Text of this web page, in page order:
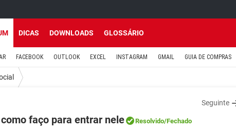
DICAS DOWNLOADS GLOSSÁRIO
FACEBOOK OUTLOOK EXCEL INSTAGRAM GMAIL GUIA DE COMPRAS
Seguinte
faço para entrar nele Resolvido/Fechado